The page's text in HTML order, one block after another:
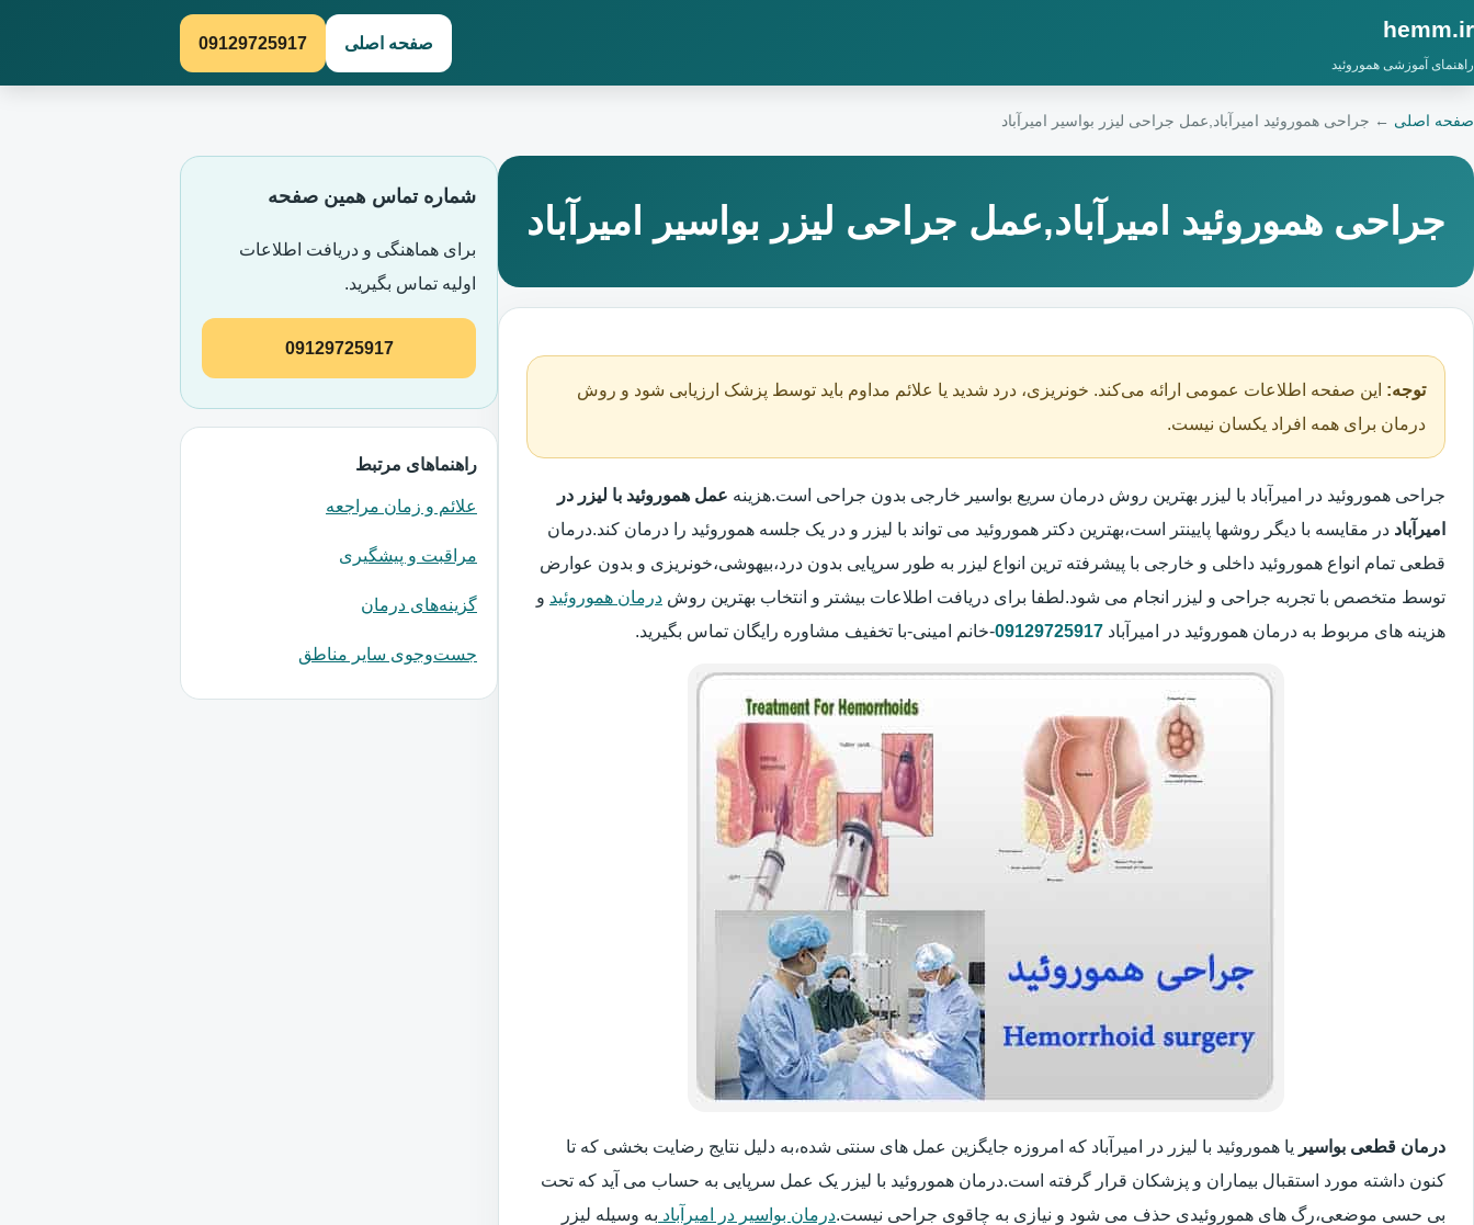
hemm.ir
راهنمای آموزشی هموروئید
صفحه اصلی 09129725917
صفحه اصلی ← جراحی هموروئید امیرآباد,عمل جراحی لیزر بواسیر امیرآباد
جراحی هموروئید امیرآباد,عمل جراحی لیزر بواسیر امیرآباد
توجه: این صفحه اطلاعات عمومی ارائه می‌کند. خونریزی، درد شدید یا علائم مداوم باید توسط پزشک ارزیابی شود و روش
درمان برای همه افراد یکسان نیست.
جراحی هموروئید در امیرآباد با لیزر بهترین روش درمان سریع بواسیر خارجی بدون جراحی است.هزینه عمل هموروئید با لیزر در
امیرآباد در مقایسه با دیگر روشها پایینتر است،بهترین دکتر هموروئید می تواند با لیزر و در یک جلسه هموروئید را درمان کند.درمان
قطعی تمام انواع هموروئید داخلی و خارجی با پیشرفته ترین انواع لیزر به طور سرپایی بدون درد،بیهوشی،خونریزی و بدون عوارض
توسط متخصص با تجربه جراحی و لیزر انجام می شود.لطفا برای دریافت اطلاعات بیشتر و انتخاب بهترین روش درمان هموروئید و
هزینه های مربوط به درمان هموروئید در امیرآباد 09129725917-خانم امینی-با تخفیف مشاوره رایگان تماس بگیرید.
درمان قطعی بواسیر یا هموروئید با لیزر در امیرآباد که امروزه جایگزین عمل های سنتی شده،به دلیل نتایج رضایت بخشی که تا
کنون داشته مورد استقبال بیماران و پزشکان قرار گرفته است.درمان هموروئید با لیزر یک عمل سرپایی به حساب می آید که تحت
بی حسی موضعی،رگ های هموروئیدی حذف می شود و نیازی به چاقوی جراحی نیست.درمان بواسیر در امیرآباد به وسیله لیزر
شماره تماس همین صفحه
برای هماهنگی و دریافت اطلاعات
اولیه تماس بگیرید.
09129725917
راهنماهای مرتبط
علائم و زمان مراجعه
مراقبت و پیشگیری
گزینه‌های درمان
جست‌وجوی سایر مناطق